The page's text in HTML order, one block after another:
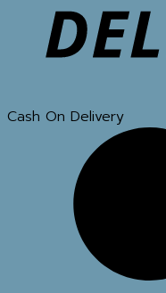
Cash On Delivery